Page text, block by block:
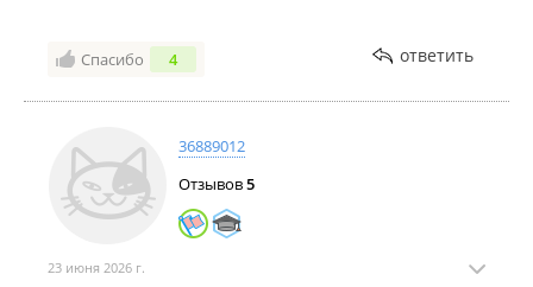
Спасибо 4 ответить
36889012
Отзывов5
23 июня 2026 г.